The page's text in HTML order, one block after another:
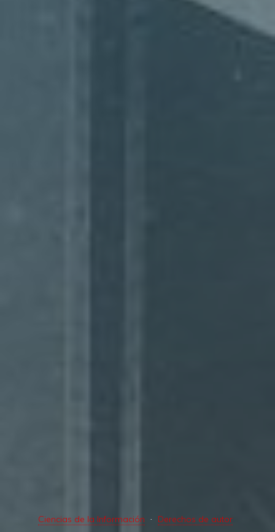
Ciencias de la Información Derechos de autor